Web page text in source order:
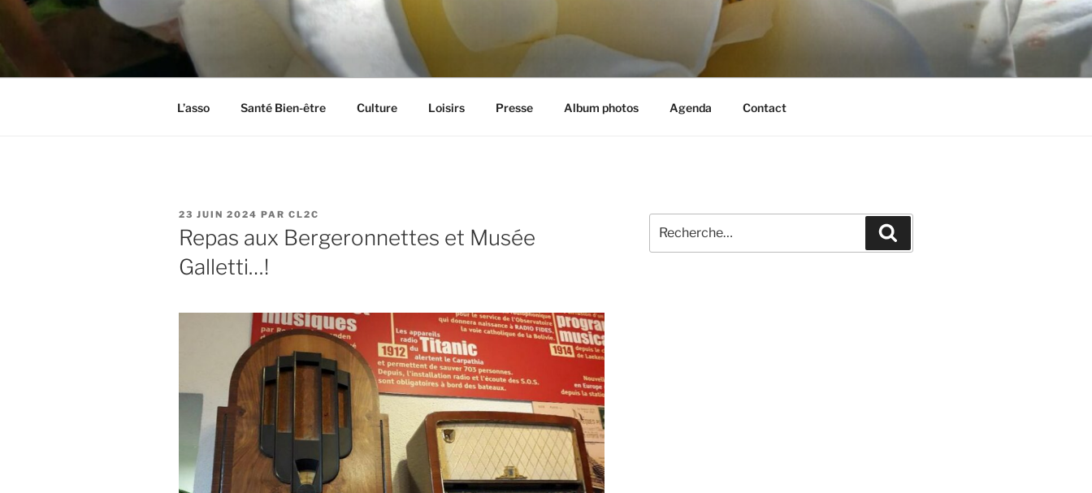
Aller
contenu
CL2C
Association dédiée à la culture et aux loisirs à Cognin (73)
L’asso Santé Bien-être Culture Loisirs Presse Album photos Agenda Contact
PUBLIÉ
LE
23 JUIN 2024 PAR CL2C
Repas aux Bergeronnettes et Musée
Galletti…!
pour
: